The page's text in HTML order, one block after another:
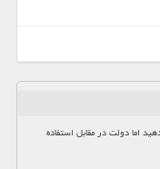
اما دولت در مقابل استفاده